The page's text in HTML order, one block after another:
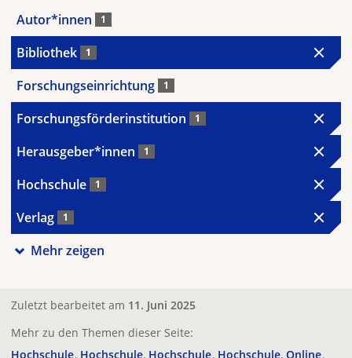
Autor*innen 1
Bibliothek 1
Forschungseinrichtung 1
Forschungsförderinstitution 1
Herausgeber*innen 1
Hochschule 1
Verlag 1
Mehr zeigen
Zuletzt bearbeitet am 11. Juni 2025
Mehr zu den Themen dieser Seite:
Hochschule Hochschule Hochschule Hochschule Online